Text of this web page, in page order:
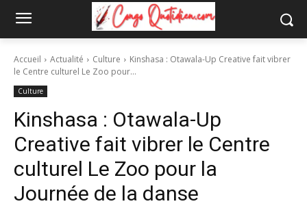
Accueil Actualité Culture
Kinshasa : Otawala-Up Creative fait vibrer
le Centre culturel Le Zoo pour...
Culture
Kinshasa : Otawala-Up
Creative fait vibrer le Centre
culturel Le Zoo pour la
Journée de la danse